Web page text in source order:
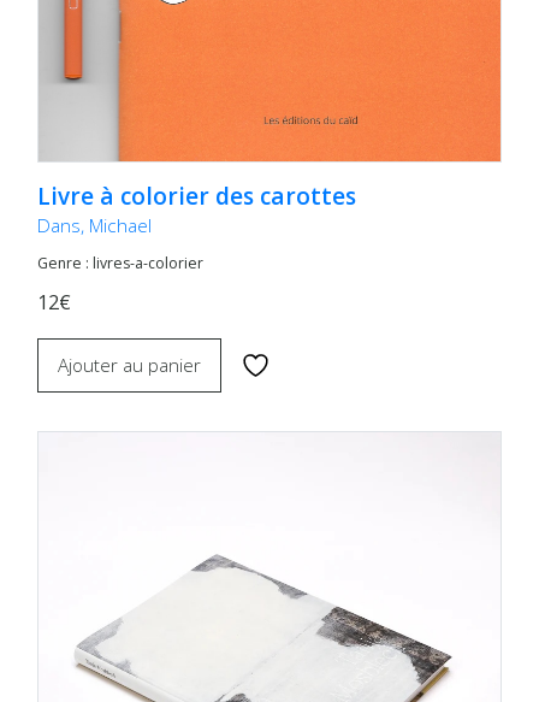
Livre à colorier des carottes
Dans, Michael
Genre : livres-a-colorier
12€
Ajouter au panier